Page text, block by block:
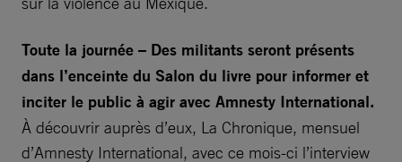
Toute la journée – Des militants seront présents
dans l’enceinte du Salon du livre pour informer et
inciter le public à agir avec Amnesty International.
À découvrir auprès d’eux, La Chronique, mensuel
d’Amnesty International, avec ce mois-ci l’interview